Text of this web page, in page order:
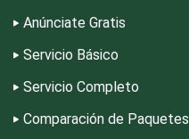
Dermatólogos
Anúnciate Gratis
Servicio Básico
Servicio Completo
Comparación de Paquetes